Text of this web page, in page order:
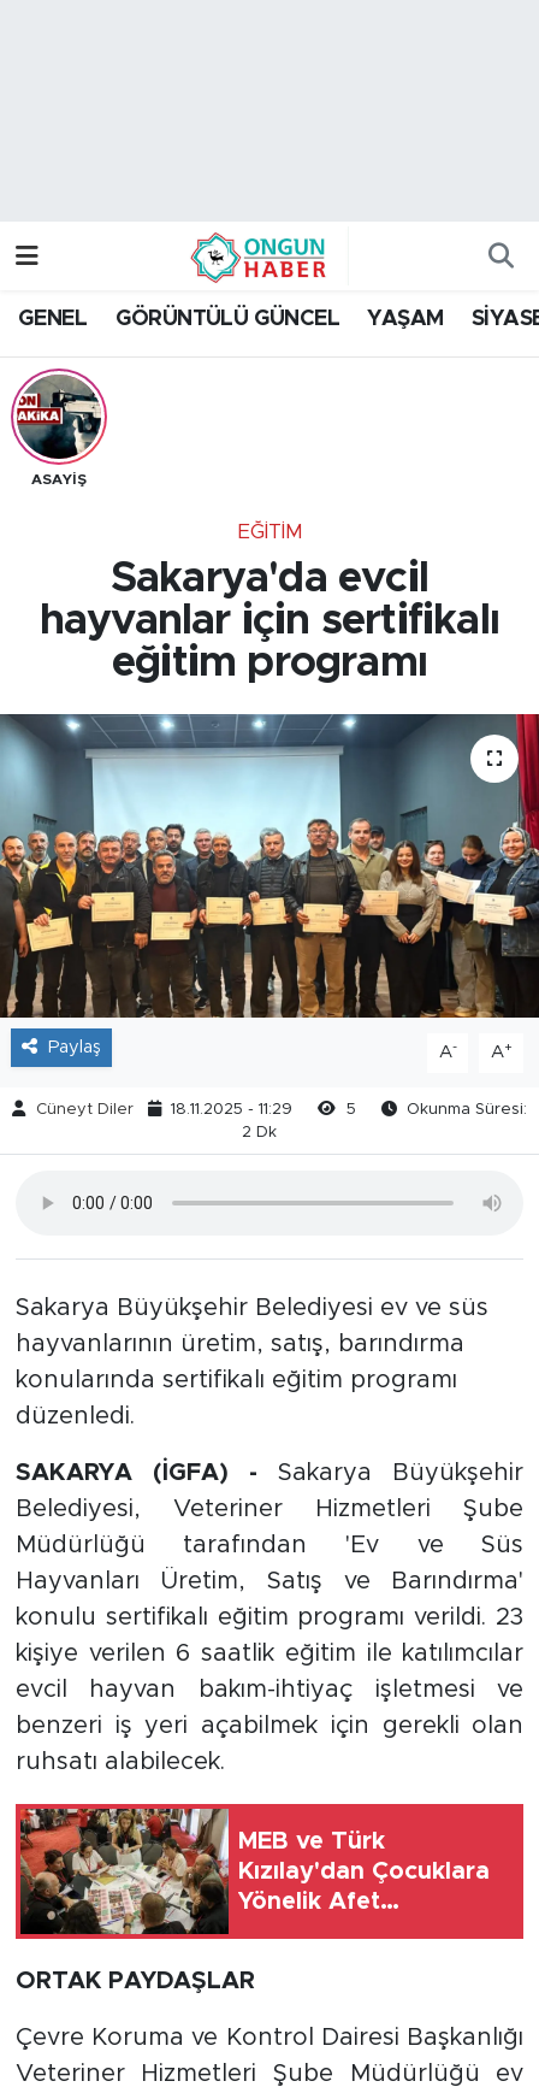
GENEL GÖRÜNTÜLÜ GÜNCEL YAŞAM
ASAYİŞ
EĞİTİM
Sakarya'da evcil
hayvanlar için sertifikalı
eğitim programı
Paylaş A- A+
Cüneyt Diler 18.11.2025 - 11:29 5
Okunma Süresi:
2 Dk
Sakarya Büyükşehir Belediyesi ev ve süs
hayvanlarının üretim, satış, barındırma
konularında sertifikalı eğitim programı
düzenledi.
SAKARYA (İGFA) - Sakarya Büyükşehir
Belediyesi, Veteriner Hizmetleri Şube
Müdürlüğü tarafından 'Ev ve Süs
Hayvanları Üretim, Satış ve Barındırma'
konulu sertifikalı eğitim programı verildi. 23
kişiye verilen 6 saatlik eğitim ile katılımcılar
evcil hayvan bakım-ihtiyaç işletmesi ve
benzeri iş yeri açabilmek için gerekli olan
ruhsatı alabilecek.
MEB ve Türk
Kızılay'dan Çocuklara
Yönelik Afet
ORTAK PAYDAŞLAR
Çevre Koruma ve Kontrol Dairesi Başkanlığı
Veteriner Hizmetleri Şube Müdürlüğü ev
Trafik Durumu
Tüm Manşetler
Son Dakika Haberleri